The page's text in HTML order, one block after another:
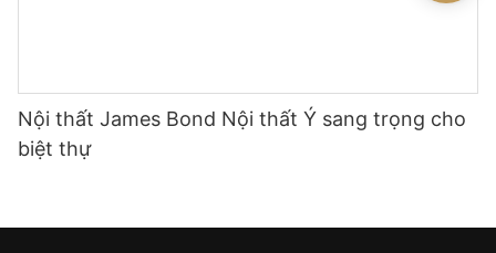
Nội thất James Bond Nội thất Ý sang trọng cho
biệt thự